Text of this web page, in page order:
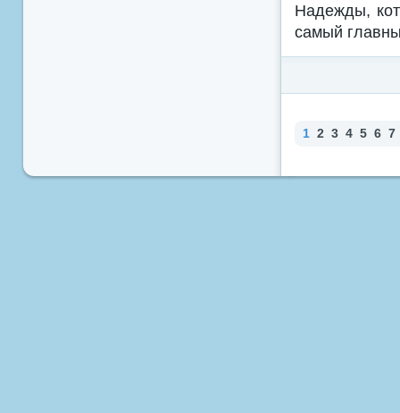
Надежды,
самый
1 2 3 4 5 6 7